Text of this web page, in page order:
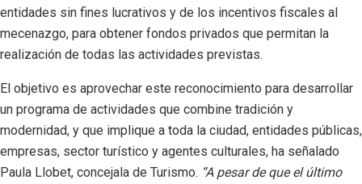
entidades sin fines lucrativos y de los incentivos fiscales al
mecenazgo, para obtener fondos privados que permitan la
realización de todas las actividades previstas.
El objetivo es aprovechar este reconocimiento para desarrollar
un programa de actividades que combine tradición y
modernidad, y que implique a toda la ciudad, entidades públicas,
empresas, sector turístico y agentes culturales, ha señalado
Paula Llobet, concejala de Turismo. “A pesar de que el último